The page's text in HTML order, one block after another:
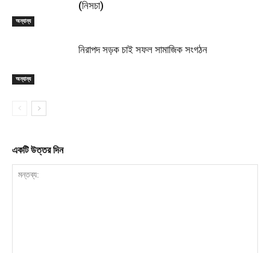
অন্যান্য
(নিসচা)
অন্যান্য
নিরাপদ সড়ক চাই সফল সামাজিক সংগঠন
একটি উত্তর দিন